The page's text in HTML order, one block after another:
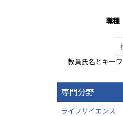
職種
教員氏名とキー
専門分野
ライフサイエンス